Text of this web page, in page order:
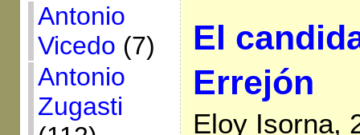
Antonio
Vicedo (7)
Antonio
Zugasti
El
Errejón
Eloy Isorna,